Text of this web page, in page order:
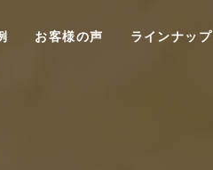
お客様の声 ラインナップ